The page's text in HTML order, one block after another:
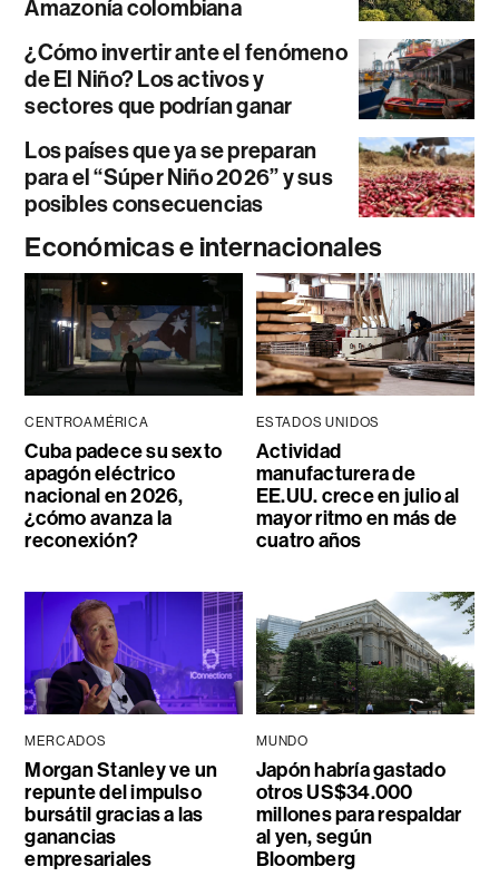
Amazonía colombiana
¿Cómo invertir ante el fenómeno
de El Niño? Los activos y
sectores que podrían ganar
Los países que ya se preparan
para el “Súper Niño 2026” y sus
posibles consecuencias
Económicas e internacionales
CENTROAMÉRICA
Cuba padece su sexto
apagón eléctrico
nacional en 2026,
¿cómo avanza la
reconexión?
ESTADOS UNIDOS
Actividad
manufacturera de
EE.UU. crece en julio al
mayor ritmo en más de
cuatro años
MERCADOS
Morgan Stanley ve un
repunte del impulso
bursátil gracias a las
ganancias
empresariales
MUNDO
Japón habría gastado
otros US$34.000
millones para respaldar
al yen, según
Bloomberg